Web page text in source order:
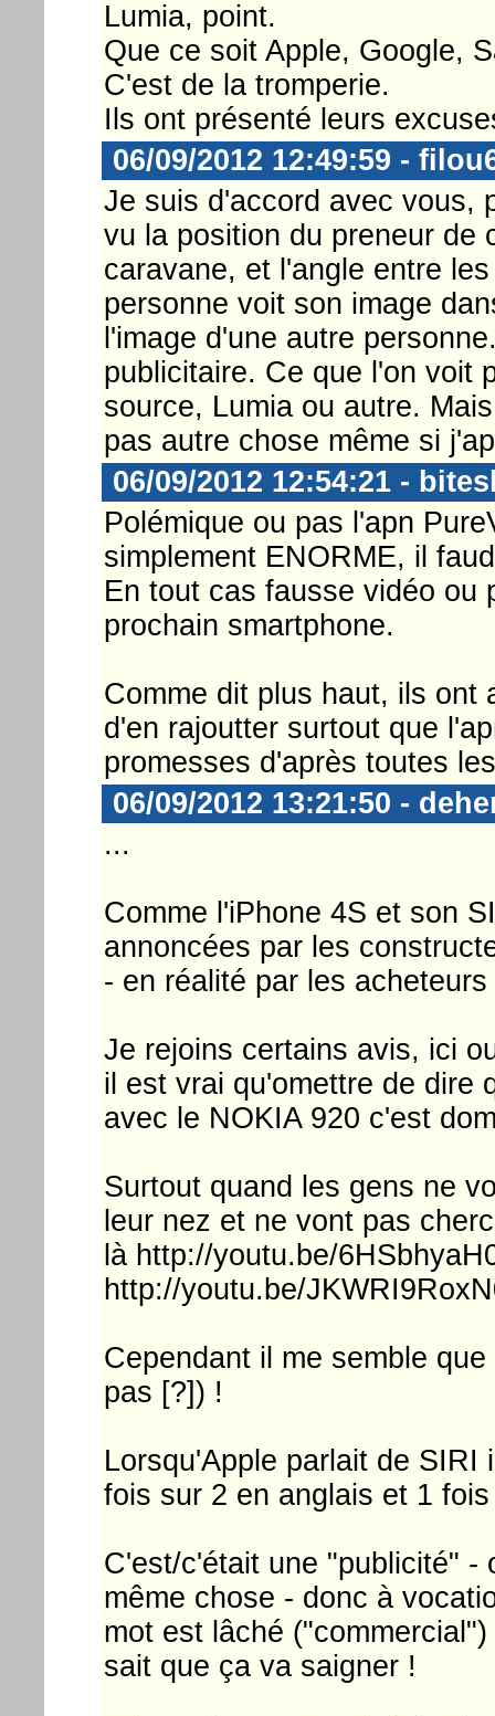
Lumia, point.
Que ce soit Apple, Google,
C'est de la tromperie.
Ils ont présenté leurs
06/09/2012 12:49:59 -
Je suis d'accord avec vous,
vu la position du preneur de
caravane, et l'angle entre
personne voit son image
l'image d'une autre
publicitaire. Ce que l'on voit
source, Lumia ou autre.
pas autre chose même si
06/09/2012 12:54:21 -
Polémique ou pas l'apn
simplement ENORME, il
En tout cas fausse vidéo ou
prochain smartphone.
Comme dit plus haut, ils ont
d'en rajoutter surtout que
promesses d'après toutes
06/09/2012 13:21:50 -
...
Comme l'iPhone 4S et son
annoncées par les
- en réalité par les acheteurs
Je rejoins certains avis, ici
il est vrai qu'omettre de dire
avec le NOKIA 920 c'est
Surtout quand les gens ne
leur nez et ne vont pas
là http://youtu.be/
http://youtu.be/
Cependant il me semble
pas [?]) !
Lorsqu'Apple parlait de SIRI
fois sur 2 en anglais et 1
C'est/c'était une "publicité" -
même chose - donc à
mot est lâché
sait que ça va saigner !